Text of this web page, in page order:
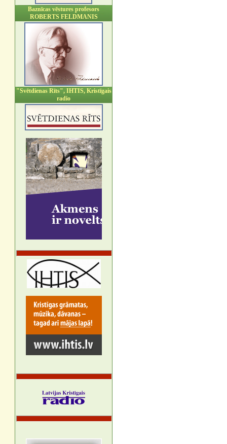
Baznīcas vēstures profesors
ROBERTS FELDMANIS
"Svētdienas Rīts", IHTIS, Kristīgais
radio